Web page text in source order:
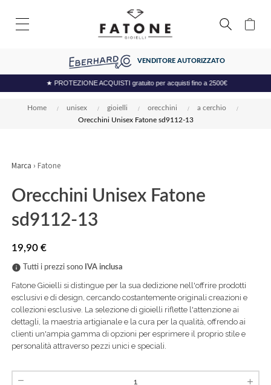
VENDITORE AUTORIZZATO
★ PROTEZIONE ACQUISTI gratuito per acquisti fino a 2500€
Home unisex gioielli orecchini
a cerchio
Orecchini Unisex Fatone sd9112-13
Marca › Fatone
Orecchini Unisex Fatone
sd9112-13
19,90 €
info Tutti i prezzi sono IVA inclusa
Fatone Gioielli si distingue per la sua dedizione nell'offrire prodotti
esclusivi e di design, cercando costantemente originali creazioni e
collezioni esclusive. La selezione di gioielli riflette l'attenzione ai
dettagli, la maestria artigianale e la cura per la qualità, offrendo ai
clienti un'ampia gamma di opzioni per esprimere il proprio stile e
personalità attraverso pezzi unici e speciali.